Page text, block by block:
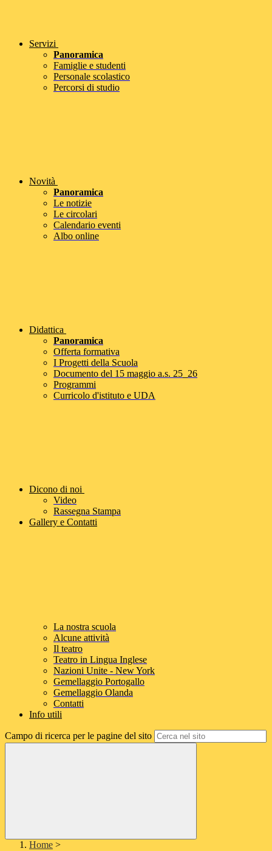
Servizi
Panoramica
Famiglie e studenti
Personale scolastico
Percorsi di studio
Novità
Panoramica
Le notizie
Le circolari
Calendario eventi
Albo online
Didattica
Panoramica
Offerta formativa
I Progetti della Scuola
Documento del 15 maggio a.s. 25_26
Programmi
Curricolo d'istituto e UDA
Dicono di noi
Video
Rassegna Stampa
Gallery e Contatti
La nostra scuola
Alcune attività
Il teatro
Teatro in Lingua Inglese
Nazioni Unite - New York
Gemellaggio Portogallo
Gemellaggio Olanda
Contatti
Info utili
Campo di ricerca per le pagine del sito
Home >